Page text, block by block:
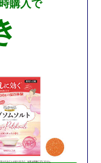
購入で